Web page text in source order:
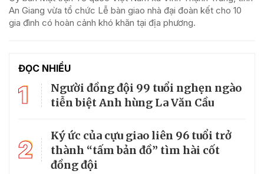
An Giang vừa tổ chức Lễ bàn giao nhà đại đoàn kết cho 10
gia đình có hoàn cảnh khó khăn tại địa phương.
ĐỌC NHIỀU
1
Người đồng đội 99 tuổi nghẹn ngào
tiễn biệt Anh hùng La Văn Cầu
2
Ký ức của cựu giao liên 96 tuổi trở
thành “tấm bản đồ” tìm hài cốt
đồng đội